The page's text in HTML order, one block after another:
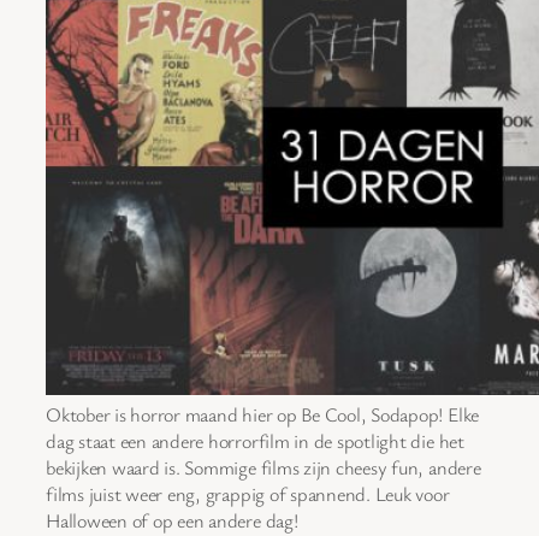
Oktober is horror maand hier op Be Cool, Sodapop! Elke
dag staat een andere horrorfilm in de spotlight die het
bekijken waard is. Sommige films zijn cheesy fun, andere
films juist weer eng, grappig of spannend. Leuk voor
Halloween of op een andere dag!